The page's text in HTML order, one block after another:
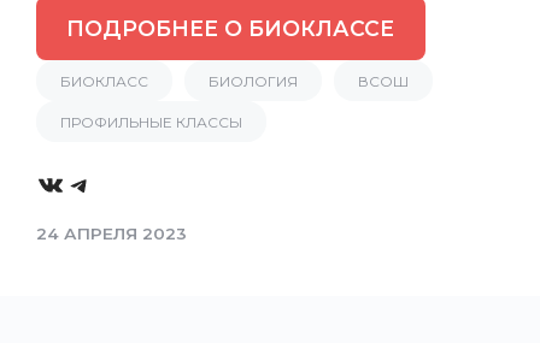
ПОДРОБНЕЕ О БИОКЛАССЕ
БИОКЛАСС БИОЛОГИЯ ВСОШ
ПРОФИЛЬНЫЕ КЛАССЫ
VKTelegram
24 АПРЕЛЯ 2023